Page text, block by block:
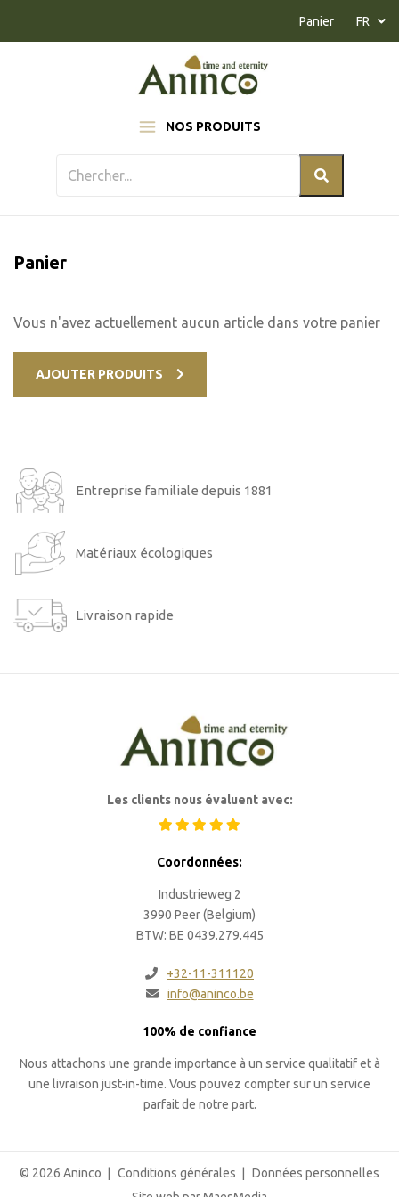
NOS PRODUITS
Panier FR
Panier
Vous n'avez actuellement aucun article dans votre panier
AJOUTER PRODUITS
Entreprise familiale depuis 1881
Matériaux écologiques
Livraison rapide
Les clients nous évaluent avec:
Coordonnées:
Industrieweg 2
3990 Peer (Belgium)
BTW: BE 0439.279.445
+32-11-311120
info@aninco.be
100% de confiance
Nous attachons une grande importance à un service qualitatif et à
une livraison just-in-time. Vous pouvez compter sur un service
parfait de notre part.
© 2026 Aninco Conditions générales
Données personnelles